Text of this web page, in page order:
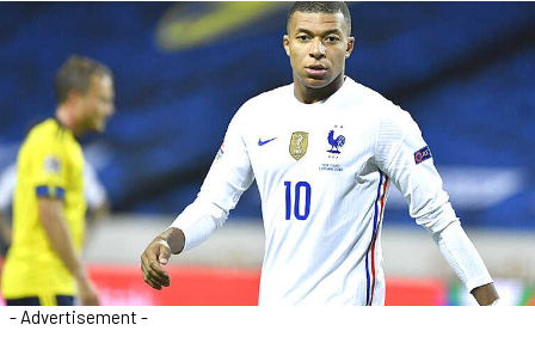
- Advertisement -